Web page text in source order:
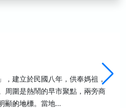
，建立於民國八年，供奉媽祖，
周圍是熱鬧的早市聚點，兩旁商
顯的地標。當地…